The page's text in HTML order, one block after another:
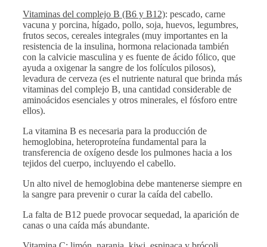
Vitaminas del complejo B (B6 y B12): pescado, carne
vacuna y porcina, hígado, pollo, soja, huevos, legumbres,
frutos secos, cereales integrales (muy importantes en la
resistencia de la insulina, hormona relacionada también
con la calvicie masculina y es fuente de ácido fólico, que
ayuda a oxigenar la sangre de los folículos pilosos),
levadura de cerveza (es el nutriente natural que brinda más
vitaminas del complejo B, una cantidad considerable de
aminoácidos esenciales y otros minerales, el fósforo entre
ellos).
La vitamina B es necesaria para la producción de
hemoglobina, heteroproteína fundamental para la
transferencia de oxígeno desde los pulmones hacia a los
tejidos del cuerpo, incluyendo el cabello.
Un alto nivel de hemoglobina debe mantenerse siempre en
la sangre para prevenir o curar la caída del cabello.
La falta de B12 puede provocar sequedad, la aparición de
canas o una caída más abundante.